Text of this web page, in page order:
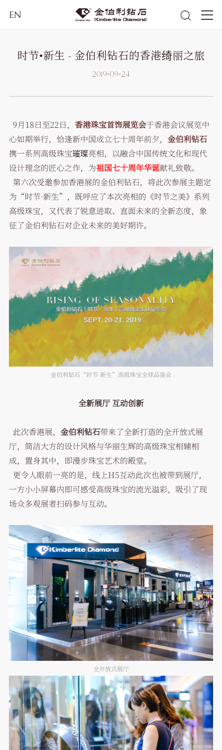
EN
时节•新生 - 金伯利钻石的香港绮丽之旅
2019-09-24
9月18日至22日， 香港珠宝首饰展览会于香港会议展览中
心如期举行，恰逢新中国成立七十周年前夕， 金伯利钻石
携一系列高级珠宝璀璨亮相，以融合中国传统文化和现代
设计理念的匠心之作，为祖国七十周年华诞献礼致敬。
第六次受邀参加香港展的金伯利钻石，将此次参展主题定
为“时节·新生”，既呼应了本次亮相的《时节之美》系列
高级珠宝，又代表了锐意进取、直面未来的全新态度，象
征了金伯利钻石对企业未来的美好期许。
金伯利钻石“时节·新生”高级珠宝全球品鉴会
全新展厅 互动创新
此次香港展， 金伯利钻石带来了全新打造的全开放式展
厅，简洁大方的设计风格与华丽生辉的高级珠宝相辅相
成，置身其中，即漫步珠宝艺术的殿堂。
更令人眼前一亮的是，线上H5互动此次也被带到展厅，
一方小小屏幕内即可感受高级珠宝的流光溢彩，吸引了现
场众多观展者扫码参与互动。
全开放式展厅